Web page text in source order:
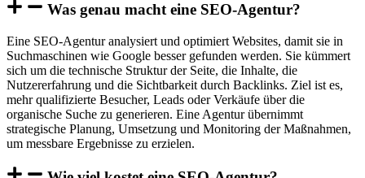
Was genau macht eine SEO-Agentur?
Eine SEO-Agentur analysiert und optimiert Websites, damit sie in
Suchmaschinen wie Google besser gefunden werden. Sie kümmert
sich um die technische Struktur der Seite, die Inhalte, die
Nutzererfahrung und die Sichtbarkeit durch Backlinks. Ziel ist es,
mehr qualifizierte Besucher, Leads oder Verkäufe über die
organische Suche zu generieren. Eine Agentur übernimmt
strategische Planung, Umsetzung und Monitoring der Maßnahmen,
um messbare Ergebnisse zu erzielen.